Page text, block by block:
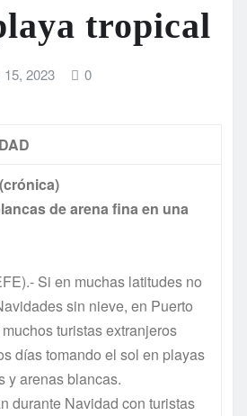
tropical
15, 2023 0
de arena fina en una
Si en muchas latitudes no
sin nieve, en Puerto
turistas extranjeros
días tomando el sol en playas
y arenas blancas.
durante Navidad con turistas